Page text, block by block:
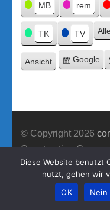
MB rem
TK TV
Ansicht ausdrucken
Google
© Copyright 2026
Construction
Präsentiert von
Diese Website benutzt
nutzt, gehen wir
OK
Nein